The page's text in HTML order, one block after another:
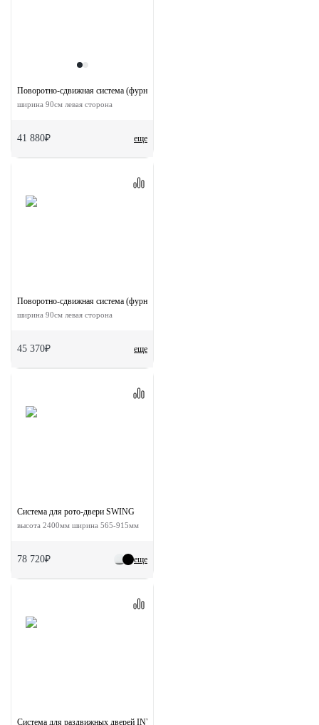
еще
Поворотно-сдвижная система (фурнитура) для дверей 180-TWICE LEFT 90
ширина 90см левая сторона
41 880₽
еще
Поворотно-сдвижная система (фурнитура) для дверей 90-TWICE LEFT 90
ширина 90см левая сторона
45 370₽
еще
Система для рото-двери SWING
высота 2400мм ширина 565-915мм
78 720₽
Система для раздвижных дверей INVISIBLE-2 GLASS 1800/10